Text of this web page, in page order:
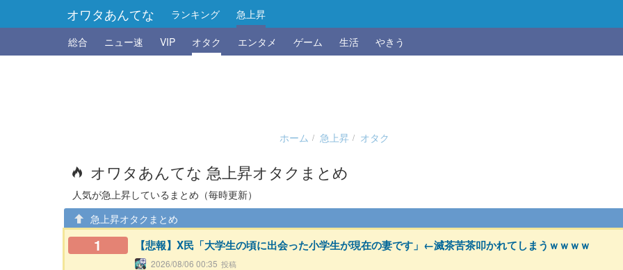
オワタあんてな ランキング
急上昇
総合
ニュー速 VIP オタク エンタメ ゲーム 生活 やきう
ホーム 急上昇 オタク
オワタあんてな 急上昇オタクまとめ
人気が急上昇しているまとめ（毎時更新）
急上昇オタクまとめ
1 【悲報】X民「大学生の頃に出会った小学生が現在の妻です」←滅茶苦茶叩かれてしまうｗｗｗｗ
2026/08/06 00:35